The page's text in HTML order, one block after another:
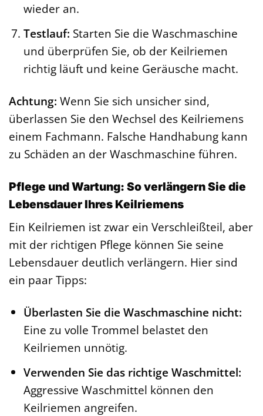
wieder an.
Testlauf: Starten Sie die Waschmaschine
und überprüfen Sie, ob der Keilriemen
richtig läuft und keine Geräusche macht.
Achtung: Wenn Sie sich unsicher sind,
überlassen Sie den Wechsel des Keilriemens
einem Fachmann. Falsche Handhabung kann
zu Schäden an der Waschmaschine führen.
Pflege und Wartung: So verlängern Sie die
Lebensdauer Ihres Keilriemens
Ein Keilriemen ist zwar ein Verschleißteil, aber
mit der richtigen Pflege können Sie seine
Lebensdauer deutlich verlängern. Hier sind
ein paar Tipps:
Überlasten Sie die Waschmaschine nicht:
Eine zu volle Trommel belastet den
Keilriemen unnötig.
Verwenden Sie das richtige Waschmittel:
Aggressive Waschmittel können den
Keilriemen angreifen.